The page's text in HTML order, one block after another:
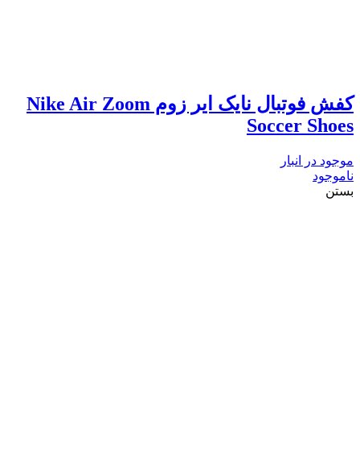
کفش فوتبال نایک ایر زوم Nike Air Zoom
Soccer Shoes
موجود در انبار
ناموجود
بستن